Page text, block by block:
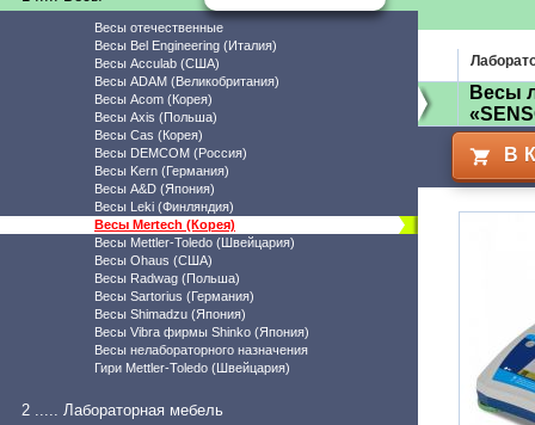
Весы отечественные
Весы Bel Engineering (Италия)
Весы Acculab (США)
Весы ADAM (Великобритания)
Весы Acom (Корея)
Весы Axis (Польша)
Весы Cas (Корея)
Весы DEMCOM (Россия)
Весы Kern (Германия)
Весы A&D (Япония)
Весы Leki (Финляндия)
Весы Mertech (Корея)
Весы Mettler-Toledo (Швейцария)
Весы Ohaus (США)
Весы Radwag (Польша)
Весы Sartorius (Германия)
Весы Shimadzu (Япония)
Весы Vibra фирмы Shinko (Япония)
Весы нелабораторного назначения
Гири Mettler-Toledo (Швейцария)
2 ..... Лабораторная мебель
Весы
В